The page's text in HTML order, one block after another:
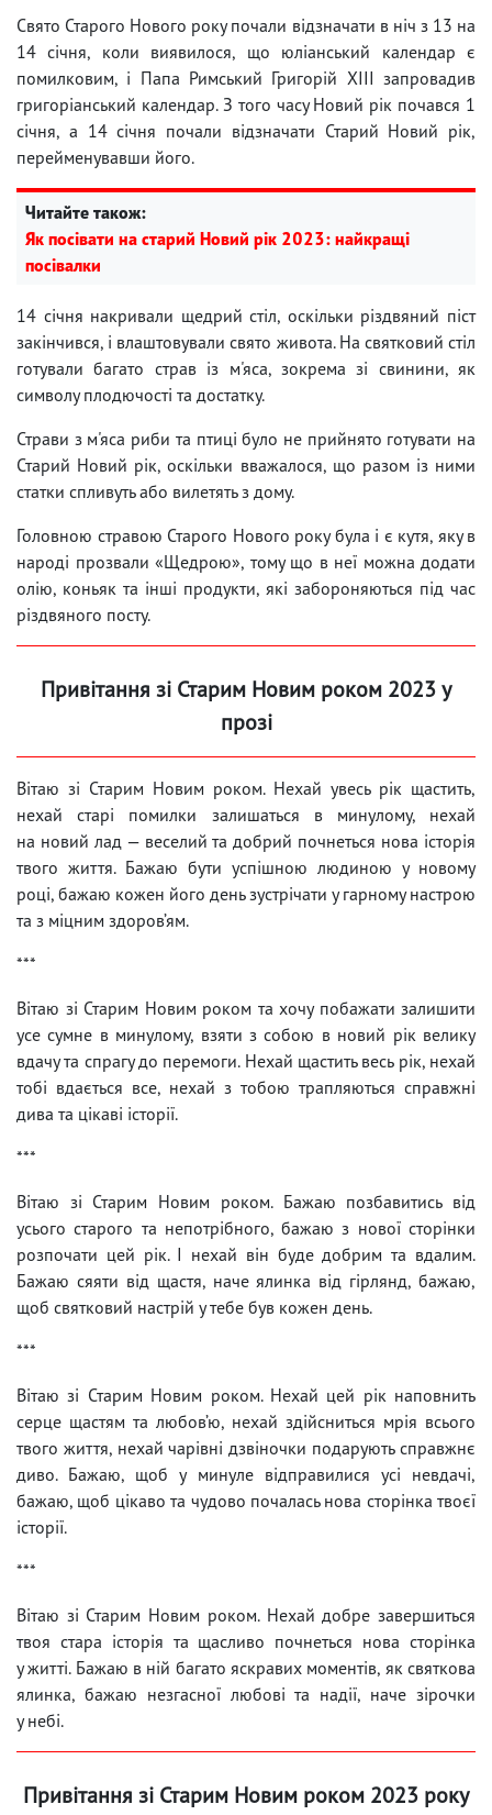
Свято Старого Нового року почали відзначати в ніч з 13 на
14 січня, коли виявилося, що юліанський календар є
помилковим, і Папа Римський Григорій XIII запровадив
григоріанський календар. З того часу Новий рік почався 1
січня, а 14 січня почали відзначати Старий Новий рік,
перейменувавши його.
Читайте також:
Як посівати на старий Новий рік 2023: найкращі
посівалки
14 січня накривали щедрий стіл, оскільки різдвяний піст
закінчився, і влаштовували свято живота. На святковий стіл
готували багато страв із м'яса, зокрема зі свинини, як
символу плодючості та достатку.
Страви з м'яса риби та птиці було не прийнято готувати на
Старий Новий рік, оскільки вважалося, що разом із ними
статки спливуть або вилетять з дому.
Головною стравою Старого Нового року була і є кутя, яку в
народі прозвали «Щедрою», тому що в неї можна додати
олію, коньяк та інші продукти, які забороняються під час
різдвяного посту.
Привітання зі Старим Новим роком 2023 у
прозі
Вітаю зі Старим Новим роком. Нехай увесь рік щастить,
нехай старі помилки залишаться в минулому, нехай
на новий лад — веселий та добрий почнеться нова історія
твого життя. Бажаю бути успішною людиною у новому
році, бажаю кожен його день зустрічати у гарному настрою
та з міцним здоров’ям.
***
Вітаю зі Старим Новим роком та хочу побажати залишити
усе сумне в минулому, взяти з собою в новий рік велику
вдачу та спрагу до перемоги. Нехай щастить весь рік, нехай
тобі вдається все, нехай з тобою трапляються справжні
дива та цікаві історії.
***
Вітаю зі Старим Новим роком. Бажаю позбавитись від
усього старого та непотрібного, бажаю з нової сторінки
розпочати цей рік. І нехай він буде добрим та вдалим.
Бажаю сяяти від щастя, наче ялинка від гірлянд, бажаю,
щоб святковий настрій у тебе був кожен день.
***
Вітаю зі Старим Новим роком. Нехай цей рік наповнить
серце щастям та любов’ю, нехай здійсниться мрія всього
твого життя, нехай чарівні дзвіночки подарують справжнє
диво. Бажаю, щоб у минуле відправилися усі невдачі,
бажаю, щоб цікаво та чудово почалась нова сторінка твоєї
історії.
***
Вітаю зі Старим Новим роком. Нехай добре завершиться
твоя стара історія та щасливо почнеться нова сторінка
у житті. Бажаю в ній багато яскравих моментів, як святкова
ялинка, бажаю незгасної любові та надії, наче зірочки
у небі.
Привітання зі Старим Новим роком 2023 року